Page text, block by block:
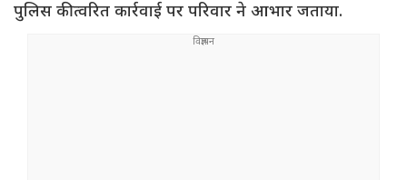
पुलिस की त्वरित कार्रवाई पर परिवार ने आभार जताया.